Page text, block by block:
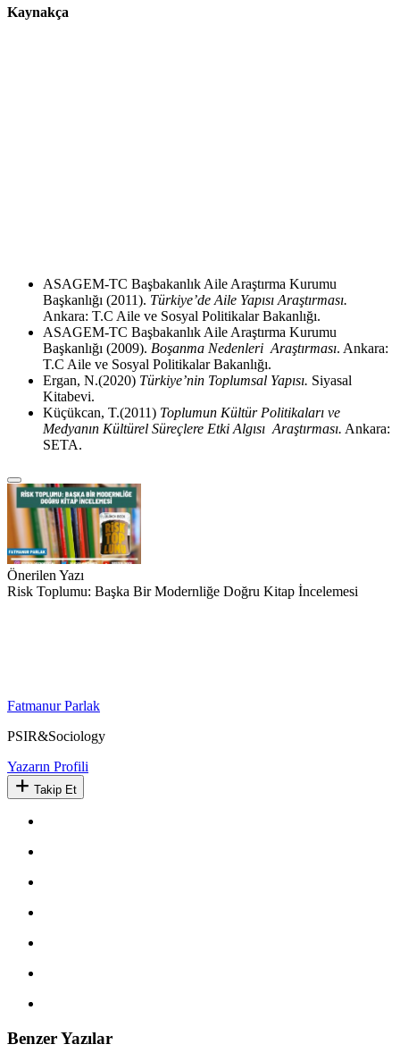
Kaynakça
ASAGEM-TC Başbakanlık Aile Araştırma Kurumu
Başkanlığı (2011). Türkiye’de Aile Yapısı Araştırması.
Ankara: T.C Aile ve Sosyal Politikalar Bakanlığı.
ASAGEM-TC Başbakanlık Aile Araştırma Kurumu
Başkanlığı (2009). Boşanma Nedenleri Araştırması. Ankara:
T.C Aile ve Sosyal Politikalar Bakanlığı.
Ergan, N.(2020) Türkiye’nin Toplumsal Yapısı. Siyasal
Kitabevi.
Küçükcan, T.(2011) Toplumun Kültür Politikaları ve
Medyanın Kültürel Süreçlere Etki Algısı Araştırması. Ankara:
SETA.
Önerilen Yazı
Risk Toplumu: Başka Bir Modernliğe Doğru Kitap İncelemesi
Fatmanur Parlak
PSIR&Sociology
Yazarın Profili
Takip Et
Benzer Yazılar